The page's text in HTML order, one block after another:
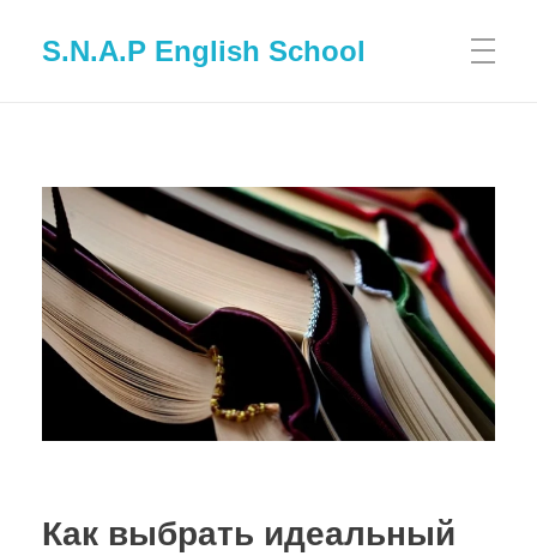
S.N.A.P English School
Как выбрать идеальный